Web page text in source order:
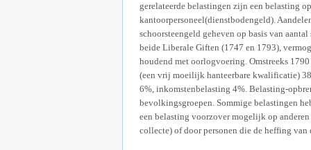
gerelateerde belastingen zijn een belasting
kantoorpersoneel(dienstbodengeld).
schoorsteengeld geheven op basis van
beide Liberale Giften (1747 en 1793),
houdend met oorlogvoering. Omstreeks
(een vrij moeilijk hanteerbare kwalificatie)
6%, inkomstenbelasting 4%. Belasting-
bevolkingsgroepen. Sommige belastingen
een belasting voorzover mogelijk op
collecte) of door personen die de heffing